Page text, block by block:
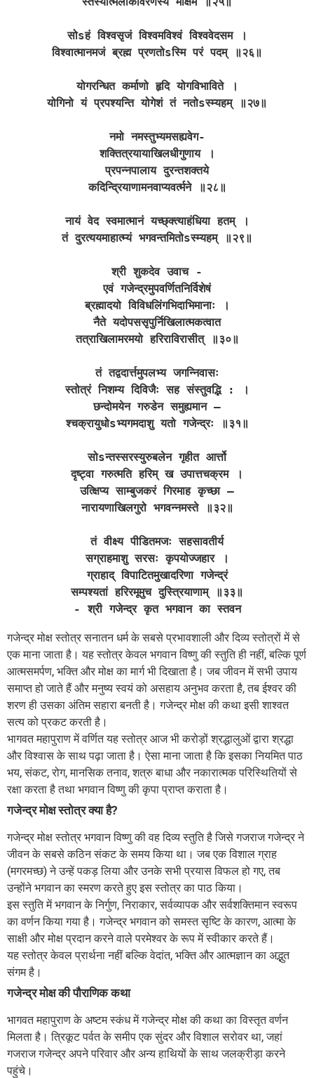
सोsहं विश्वसृजं विश्वमविश्वं विश्ववेदसम ।
विश्वात्मानमजं ब्रह्म प्रणतोsस्मि परं पदम् ॥२६॥
योगरन्धित कर्माणो हृदि योगविभाविते ।
योगिनो यं प्रपश्यन्ति योगेशं तं नतोsस्म्यहम् ॥२७॥
नमो नमस्तुभ्यमसह्यवेग-
शक्तित्रयायाखिलधीगुणाय ।
प्रपन्नपालाय दुरन्तशक्तये
कदिन्द्रियाणामनवाप्यवर्त्मने ॥२८॥
नायं वेद स्वमात्मानं यच्छ्क्त्याहंधिया हतम् ।
तं दुरत्ययमाहात्म्यं भगवन्तमितोsस्म्यहम् ॥२९॥
श्री शुकदेव उवाच -
एवं गजेन्द्रमुपवर्णितनिर्विशेषं
ब्रह्मादयो विविधलिंगभिदाभिमानाः ।
नैते यदोपससृपुर्निखिलात्मकत्वात
तत्राखिलामरमयो हरिराविरासीत् ॥३०॥
तं तद्वदार्त्तमुपलभ्य जगन्निवासः
स्तोत्रं निशम्य दिविजैः सह संस्तुवद्भि : ।
छन्दोमयेन गरुडेन समुह्यमान –
श्चक्रायुधोsभ्यगमदाशु यतो गजेन्द्रः ॥३१॥
सोsन्तस्सरस्युरुबलेन गृहीत आर्त्तो
दृष्ट्वा गरुत्मति हरिम् ख उपात्तचक्रम ।
उत्क्षिप्य साम्बुजकरं गिरमाह कृच्छा –
नारायणाखिलगुरो भगवन्नमस्ते ॥३२॥
तं वीक्ष्य पीडितमजः सहसावतीर्य
सग्राहमाशु सरसः कृपयोज्जहार ।
ग्राहाद् विपाटितमुखादरिणा गजेन्द्रं
सम्पश्यतां हरिरमूमुच दुस्त्रियाणाम् ॥३३॥
- श्री गजेन्द्र कृत भगवान का स्तवन
गजेन्द्र मोक्ष स्तोत्र सनातन धर्म के सबसे प्रभावशाली और दिव्य स्तोत्रों में से
एक माना जाता है। यह स्तोत्र केवल भगवान विष्णु की स्तुति ही नहीं, बल्कि पूर्ण
आत्मसमर्पण, भक्ति और मोक्ष का मार्ग भी दिखाता है। जब जीवन में सभी उपाय
समाप्त हो जाते हैं और मनुष्य स्वयं को असहाय अनुभव करता है, तब ईश्वर की
शरण ही उसका अंतिम सहारा बनती है। गजेन्द्र मोक्ष की कथा इसी शाश्वत
सत्य को प्रकट करती है।
भागवत महापुराण में वर्णित यह स्तोत्र आज भी करोड़ों श्रद्धालुओं द्वारा श्रद्धा
और विश्वास के साथ पढ़ा जाता है। ऐसा माना जाता है कि इसका नियमित पाठ
भय, संकट, रोग, मानसिक तनाव, शत्रु बाधा और नकारात्मक परिस्थितियों से
रक्षा करता है तथा भगवान विष्णु की कृपा प्राप्त कराता है।
गजेन्द्र मोक्ष स्तोत्र क्या है?
गजेन्द्र मोक्ष स्तोत्र भगवान विष्णु की वह दिव्य स्तुति है जिसे गजराज गजेन्द्र ने
जीवन के सबसे कठिन संकट के समय किया था। जब एक विशाल ग्राह
(मगरमच्छ) ने उन्हें पकड़ लिया और उनके सभी प्रयास विफल हो गए, तब
उन्होंने भगवान का स्मरण करते हुए इस स्तोत्र का पाठ किया।
इस स्तुति में भगवान के निर्गुण, निराकार, सर्वव्यापक और सर्वशक्तिमान स्वरूप
का वर्णन किया गया है। गजेन्द्र भगवान को समस्त सृष्टि के कारण, आत्मा के
साक्षी और मोक्ष प्रदान करने वाले परमेश्वर के रूप में स्वीकार करते हैं।
यह स्तोत्र केवल प्रार्थना नहीं बल्कि वेदांत, भक्ति और आत्मज्ञान का अद्भुत
संगम है।
गजेन्द्र मोक्ष की पौराणिक कथा
भागवत महापुराण के अष्टम स्कंध में गजेन्द्र मोक्ष की कथा का विस्तृत वर्णन
मिलता है। त्रिकूट पर्वत के समीप एक सुंदर और विशाल सरोवर था, जहां
गजराज गजेन्द्र अपने परिवार और अन्य हाथियों के साथ जलक्रीड़ा करने
पहुंचे।